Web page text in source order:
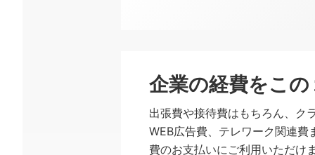
プラチナ
※月間（1ヵ月）のご利用
企業の経費をこの
出張費や接待費はもちろん、ク
WEB広告費、テレワーク関連費
費のお支払いにご利用いただけ